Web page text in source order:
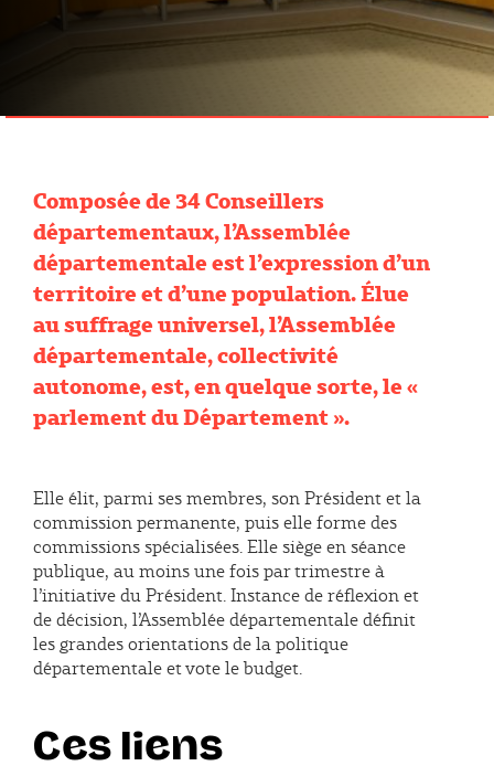
Composée de 34 Conseillers
départementaux, l’Assemblée
départementale est l’expression d’un
territoire et d’une population. Élue
au suffrage universel, l’Assemblée
départementale, collectivité
autonome, est, en quelque sorte, le «
parlement du Département ».
Elle élit, parmi ses membres, son Président et la
commission permanente, puis elle forme des
commissions spécialisées. Elle siège en séance
publique, au moins une fois par trimestre à
l’initiative du Président. Instance de réflexion et
de décision, l’Assemblée départementale définit
les grandes orientations de la politique
départementale et vote le budget.
Ces liens